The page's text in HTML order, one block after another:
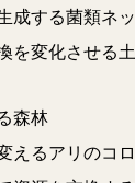
成する菌類ネ
を変化させる
森林
えるアリのコ